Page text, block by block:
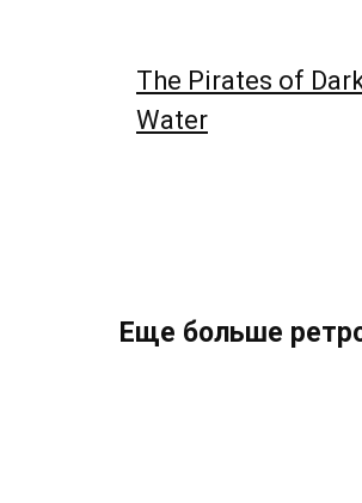
The Pirates of
Water
Еще больше